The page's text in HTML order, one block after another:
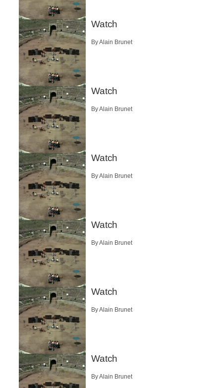
Watch
By Alain Brunet
Watch
By Alain Brunet
Watch
By Alain Brunet
Watch
By Alain Brunet
Watch
By Alain Brunet
Watch
By Alain Brunet